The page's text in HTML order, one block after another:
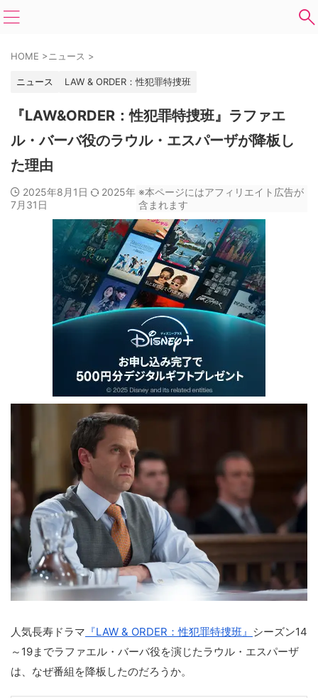
HOME >ニュース >
ニュース LAW & ORDER：性犯罪特捜班
『LAW&ORDER：性犯罪特捜班』ラファエ
ル・バーバ役のラウル・エスパーザが降板し
た理由
2025年8月1日
2025年
7月31日
※本ページにはアフィリエイト広告が
含まれます
人気長寿ドラマ 『LAW & ORDER：性犯罪特捜班』 シーズン14
～19までラファエル・バーバ役を演じたラウル・エスパーザ
は、なぜ番組を降板したのだろうか。